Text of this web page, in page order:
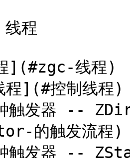
程
](#zgc-线程)
的触发流程)